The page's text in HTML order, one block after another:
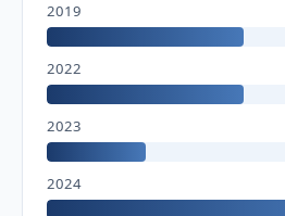
2019
2022
2023
2024